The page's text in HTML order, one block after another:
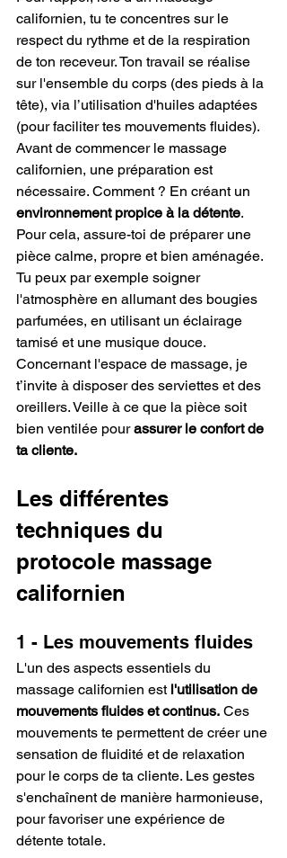
californien, tu te concentres sur le
respect du rythme et de la respiration
de ton receveur. Ton travail se réalise
sur l'ensemble du corps (des pieds à la
tête), via l’utilisation d'huiles adaptées
(pour faciliter tes mouvements fluides).
Avant de commencer le massage
californien, une préparation est
nécessaire. Comment ? En créant un
environnement propice à la détente.
Pour cela, assure-toi de préparer une
pièce calme, propre et bien aménagée.
Tu peux par exemple soigner
l'atmosphère en allumant des bougies
parfumées, en utilisant un éclairage
tamisé et une musique douce.
Concernant l'espace de massage, je
t’invite à disposer des serviettes et des
oreillers. Veille à ce que la pièce soit
bien ventilée pour assurer le confort de
ta cliente.
Les différentes
techniques du
protocole massage
californien
1 - Les mouvements fluides
L'un des aspects essentiels du
massage californien est l'utilisation de
mouvements fluides et continus. Ces
mouvements te permettent de créer une
sensation de fluidité et de relaxation
pour le corps de ta cliente. Les gestes
s'enchaînent de manière harmonieuse,
pour favoriser une expérience de
détente totale.